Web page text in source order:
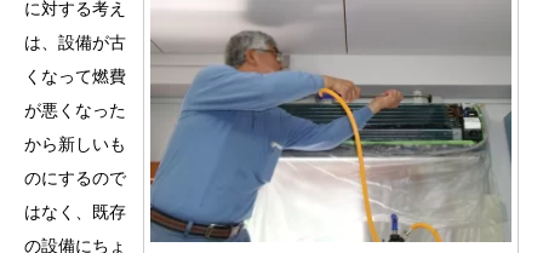
に対する考え
は、設備が古
くなって燃費
が悪くなった
から新しいも
のにするので
はなく、既存
の設備にちょ